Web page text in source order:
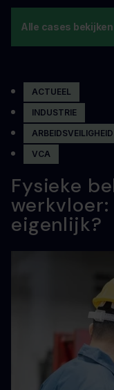
Alle cases bekijken
ACTUEEL
INDUSTRIE
ARBEIDSVEILIGHEID
VCA
Fysieke
werkvloer:
eigenlijk?